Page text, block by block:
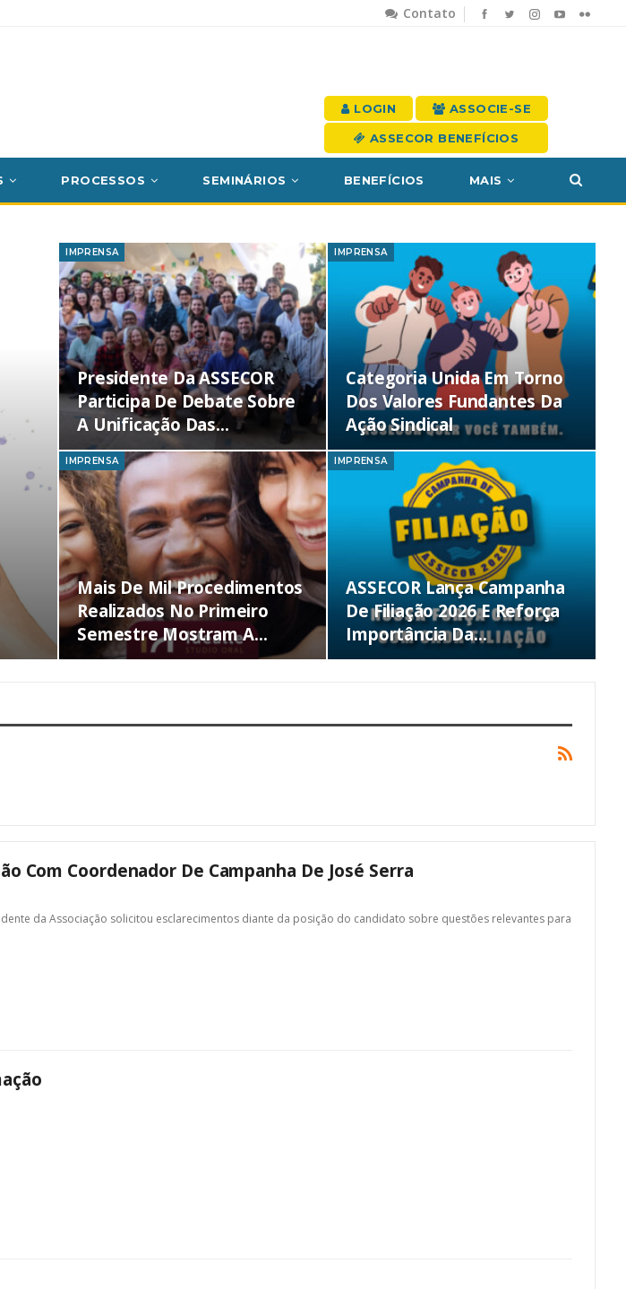
Contato
LOGIN ASSOCIE-SE
ASSECOR BENEFÍCIOS
PROCESSOS SEMINÁRIOS BENEFÍCIOS MAIS
IMPRENSA
Presidente Da ASSECOR
Participa De Debate Sobre
A Unificação Das…
IMPRENSA
Categoria Unida Em Torno
Dos Valores Fundantes Da
Ação Sindical
IMPRENSA
Mais De Mil Procedimentos
Realizados No Primeiro
Semestre Mostram A…
IMPRENSA
ASSECOR Lança Campanha
De Filiação 2026 E Reforça
Importância Da…
Com Coordenador De Campanha De José Serra
da Associação solicitou esclarecimentos diante da posição do candidato sobre questões relevantes para